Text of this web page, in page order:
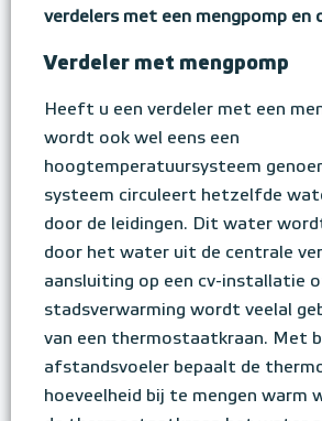
verdelers met een mengpomp en
Verdeler met mengpomp
Heeft u een verdeler met een
wordt ook wel eens een
hoogtemperatuursysteem
systeem circuleert hetzelfde
door de leidingen. Dit water
door het water uit de centrale
aansluiting op een cv-installatie
stadsverwarming wordt veelal
van een thermostaatkraan. Met
afstandsvoeler bepaalt de
hoeveelheid bij te mengen warm